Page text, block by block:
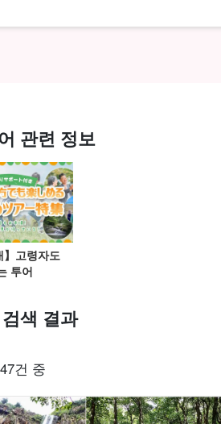
OK
할인 혜택
세트 플랜
관련 정보
고령자도
투어
색 결과
건 중